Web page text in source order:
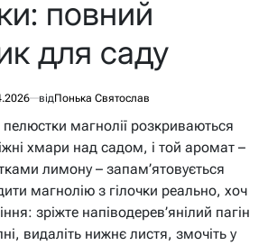
повний
для саду
відПонька Святослав
пелюстки магнолії розкриваються
хмари над садом, і той аромат –
лимону – запам’ятовується
магнолію з гілочки реально, хоч
зріжте напіводерев’янілий пагін
видаліть нижнє листя, змочіть у